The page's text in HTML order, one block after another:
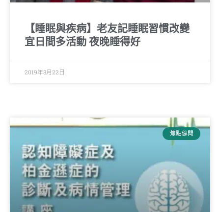
【睡眠與疾病】老友記睡眠習慣改變
宜日間多活動 夜晚睡得好
2019年3月22日
焦點健聞